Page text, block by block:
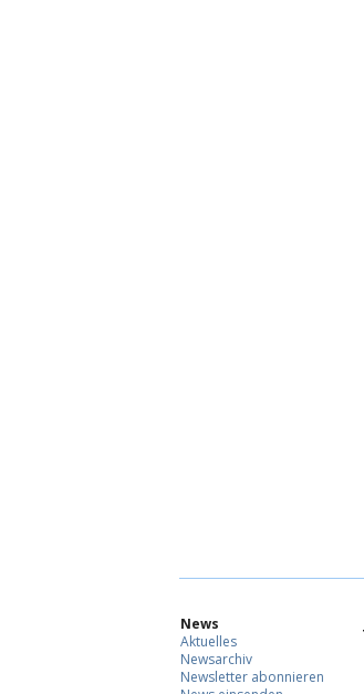
News
Aktuelles
Newsarchiv
Newsletter abonnieren